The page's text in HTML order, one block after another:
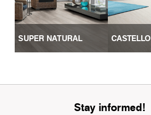
SUPER NATURAL CASTELLO
Stay informed!